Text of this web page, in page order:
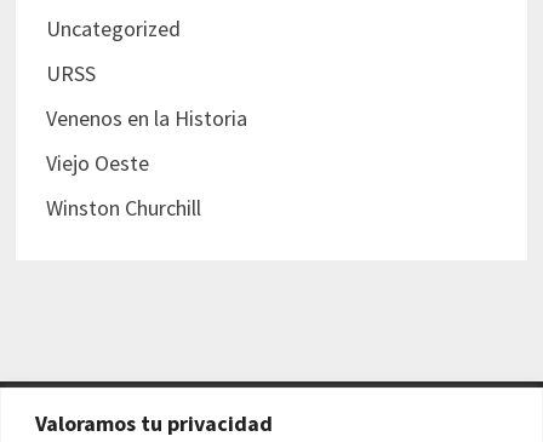
Valoramos tu privacidad
Uncategorized
URSS
Venenos en la Historia
Viejo Oeste
Winston Churchill